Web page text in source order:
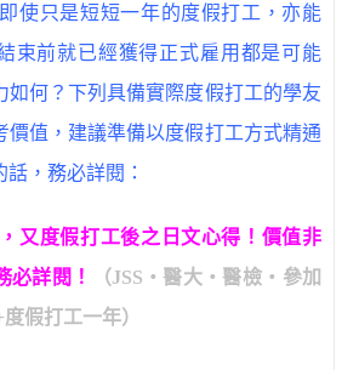
使只是短短一年的度假打工，亦能
束前就已經獲得正式雇用都是可能
如何？下列具備實際度假打工的學友
價值，建議準備以度假打工方式精通
話，務必詳閱：
又度假打工後之日文心得！價值非
必詳閱！
（JSS‧醫大‧醫檢‧參加
假打工一年）